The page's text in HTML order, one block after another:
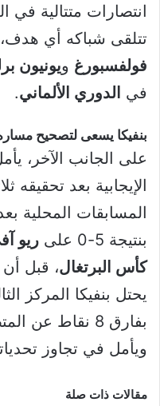
انتصارات متتالية
تتلقى شباكه أي
فولفسبورغ ويونيون
في الدوري الألماني.
بنفيكا يسعى لتصحيح
على الجانب الآخر،
الإيجابية بعد تحقيقه
المسابقات المحلية
بنتيجة 5-0 على
ريو
كأس البرتغال، قبل
يحتل بنفيكا المركز
بفارق 8 نقاط عن المتصدر
ويأمل في تجاوز
مقالات ذات صلة